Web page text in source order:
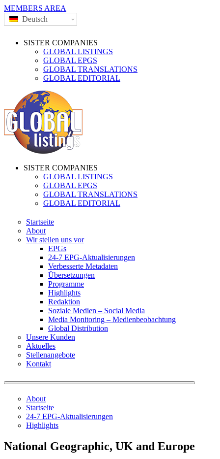
MEMBERS AREA
Deutsch
SISTER COMPANIES
GLOBAL LISTINGS
GLOBAL EPGS
GLOBAL TRANSLATIONS
GLOBAL EDITORIAL
SISTER COMPANIES
GLOBAL LISTINGS
GLOBAL EPGS
GLOBAL TRANSLATIONS
GLOBAL EDITORIAL
Startseite
About
Wir stellen uns vor
EPGs
24-7 EPG-Aktualisierungen
Verbesserte Metadaten
Übersetzungen
Programme
Highlights
Redaktion
Soziale Medien – Social Media
Media Monitoring – Medienbeobachtung
Global Distribution
Unsere Kunden
Aktuelles
Stellenangebote
Kontakt
About
Startseite
24-7 EPG-Aktualisierungen
Highlights
National Geographic, UK and Europe